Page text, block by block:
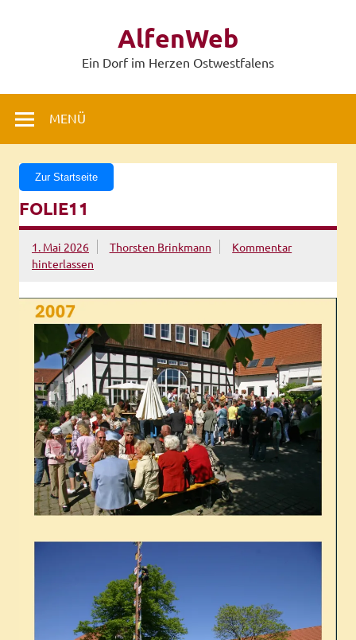
AlfenWeb
Ein Dorf im Herzen Ostwestfalens
MENÜ
Zur Startseite
FOLIE11
1. Mai 2026 Thorsten Brinkmann
Kommentar
hinterlassen